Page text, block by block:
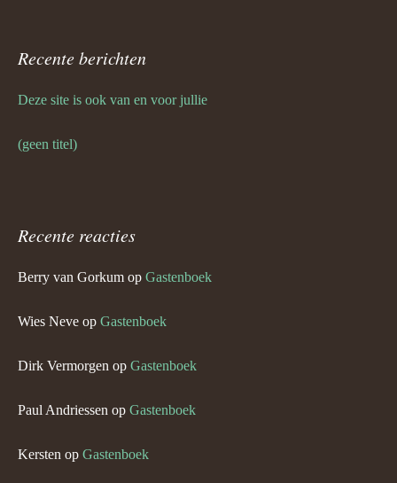
Recente berichten
Deze site is ook van en voor jullie
(geen titel)
Recente reacties
Berry van Gorkum op Gastenboek
Wies Neve op Gastenboek
Dirk Vermorgen op Gastenboek
Paul Andriessen op Gastenboek
Kersten op Gastenboek